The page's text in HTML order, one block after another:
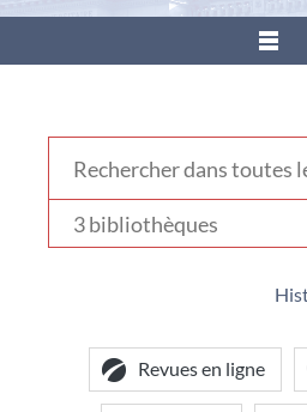
???
votre
bibliothèque
Revues en ligne